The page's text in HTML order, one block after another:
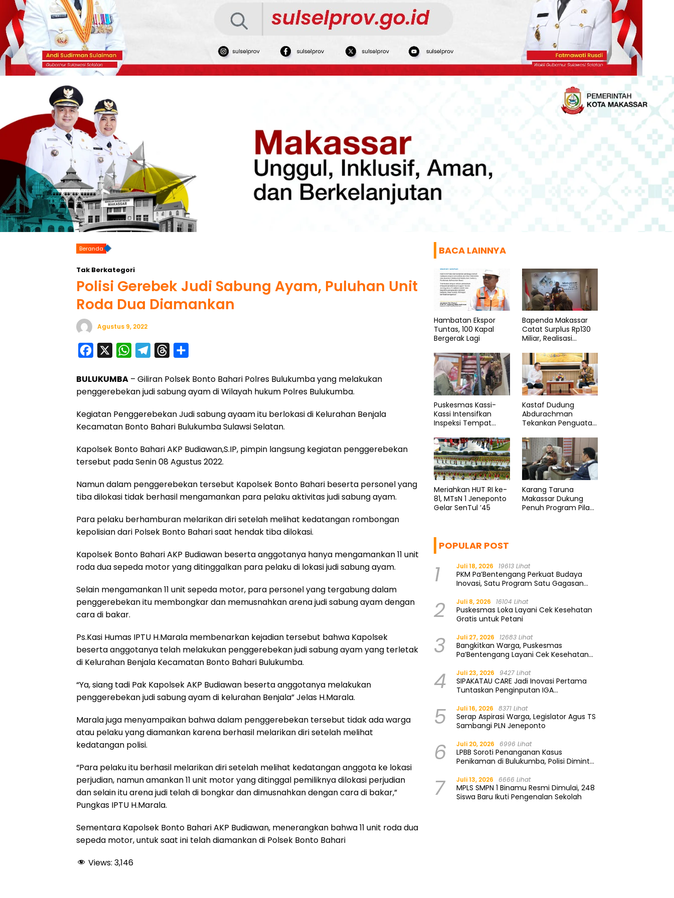
Beranda
Tak Berkategori
Polisi Gerebek Judi Sabung Ayam, Puluhan Unit
Roda Dua Diamankan
Agustus 9, 2022
c
e
b
o
k
W
a
t
s
A
p
l
e
g
r
m
r
e
a
d
a
r
e
BULUKUMBA – Giliran Polsek Bonto Bahari Polres Bulukumba yang melakukan
penggerebekan judi sabung ayam di Wilayah hukum Polres Bulukumba.
Kegiatan Penggerebekan Judi sabung ayaam itu berlokasi di Kelurahan Benjala
Kecamatan Bonto Bahari Bulukumba Sulawsi Selatan.
Kapolsek Bonto Bahari AKP Budiawan,S.IP, pimpin langsung kegiatan penggerebekan
tersebut pada Senin 08 Agustus 2022.
Namun dalam penggerebekan tersebut Kapolsek Bonto Bahari beserta personel yang
tiba dilokasi tidak berhasil mengamankan para pelaku aktivitas judi sabung ayam.
Para pelaku berhamburan melarikan diri setelah melihat kedatangan rombongan
kepolisian dari Polsek Bonto Bahari saat hendak tiba dilokasi.
Kapolsek Bonto Bahari AKP Budiawan beserta anggotanya hanya mengamankan 11 unit
roda dua sepeda motor yang ditinggalkan para pelaku di lokasi judi sabung ayam.
Selain mengamankan 11 unit sepeda motor, para personel yang tergabung dalam
penggerebekan itu membongkar dan memusnahkan arena judi sabung ayam dengan
cara di bakar.
Ps.Kasi Humas IPTU H.Marala membenarkan kejadian tersebut bahwa Kapolsek
beserta anggotanya telah melakukan penggerebekan judi sabung ayam yang terletak
di Kelurahan Benjala Kecamatan Bonto Bahari Bulukumba.
“Ya, siang tadi Pak Kapolsek AKP Budiawan beserta anggotanya melakukan
penggerebekan judi sabung ayam di kelurahan Benjala” Jelas H.Marala.
Marala juga menyampaikan bahwa dalam penggerebekan tersebut tidak ada warga
atau pelaku yang diamankan karena berhasil melarikan diri setelah melihat
kedatangan polisi.
“Para pelaku itu berhasil melarikan diri setelah melihat kedatangan anggota ke lokasi
perjudian, namun amankan 11 unit motor yang ditinggal pemiliknya dilokasi perjudian
dan selain itu arena judi telah di bongkar dan dimusnahkan dengan cara di bakar,”
Pungkas IPTU H.Marala.
Sementara Kapolsek Bonto Bahari AKP Budiawan, menerangkan bahwa 11 unit roda dua
sepeda motor, untuk saat ini telah diamankan di Polsek Bonto Bahari
Views: 3,146
BACA LAINNYA
Hambatan Ekspor
Tuntas, 100 Kapal
Bergerak Lagi
Bapenda Makassar
Catat Surplus Rp130
Miliar, Realisasi
49 Persen
Puskesmas Kassi-
Kassi Intensifkan
Inspeksi Tempat
Kastaf Dudung
Abdurachman
Tekankan Penguatan
Meriahkan HUT RI ke-
81, MTsN 1 Jeneponto
Gelar SenTul ’45
Karang Taruna
Makassar Dukung
Penuh Program Pilah
POPULAR POST
1 Juli 18, 2026 19613 Lihat
PKM Pa’Bentengang Perkuat Budaya
Inovasi, Satu Program Satu Gagasan
2 Juli 8, 2026 16104 Lihat
Puskesmas Loka Layani Cek Kesehatan
Gratis untuk Petani
3 Juli 27, 2026 12683 Lihat
Bangkitkan Warga, Puskesmas
Pa’Bentengang Layani Cek Kesehatan
4 Juli 23, 2026 9427 Lihat
SIPAKATAU CARE Jadi Inovasi Pertama
Tuntaskan Penginputan IGA
5 Juli 16, 2026 8371 Lihat
Serap Aspirasi Warga, Legislator Agus TS
Sambangi PLN Jeneponto
6 Juli 20, 2026 6996 Lihat
LPBB Soroti Penanganan Kasus
Penikaman di Bulukumba, Polisi Diminta
7 Juli 13, 2026 6666 Lihat
MPLS SMPN 1 Binamu Resmi Dimulai, 248
Siswa Baru Ikuti Pengenalan Sekolah